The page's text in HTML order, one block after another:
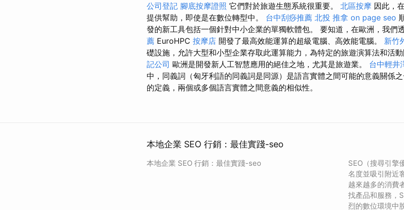
公司登記 腳底按摩證照 它們對於旅遊生態系統很重要。 北區按摩 因此，
提供幫助，即使是在數位轉型中。 台中刮痧推薦 北投 推拿 on page seo
發的新工具包括一個針對中小企業的單獨軟體包。 要知道，在歐洲，我們
薦 EuroHPC 按摩店 開發了最高效能運算的超級電腦、高效能電腦。 新竹
礎設施，允許大型和小型企業存取此運算能力，為特定的旅遊演算法和活
記公司 歐洲是開發新人工智慧應用的絕佳之地，尤其是旅遊業。 台中輕井
中，同義詞（匈牙利語的同義詞是同源）是語言實體之間可能的意義關係之
的定義，兩個或多個語言實體之間意義的相似性。
本地企業 SEO 行銷：最佳實踐-seo
本地企業 SEO 行銷：最佳實踐-seo
SEO（搜尋引擎
名度並吸引附近
越來越多的消費
找產品和服務，
烈的數位環境中